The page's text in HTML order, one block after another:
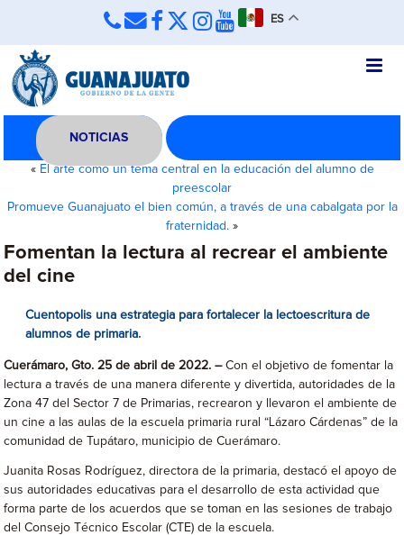
ES
NOTICIAS
« El arte como un tema central en la educación del alumno de
preescolar
Promueve Guanajuato el bien común, a través de una cabalgata por la
fraternidad. »
Fomentan la lectura al recrear el ambiente
del cine
Cuentopolis una estrategia para fortalecer la lectoescritura de
alumnos de primaria.
Cuerámaro, Gto. 25 de abril de 2022. –Con el objetivo de fomentar la
lectura a través de una manera diferente y divertida, autoridades de la
Zona 47 del Sector 7 de Primarias, recrearon y llevaron el ambiente de
un cine a las aulas de la escuela primaria rural “Lázaro Cárdenas” de la
comunidad de Tupátaro, municipio de Cuerámaro.
Juanita Rosas Rodríguez, directora de la primaria, destacó el apoyo de
sus autoridades educativas para el desarrollo de esta actividad que
forma parte de los acuerdos que se toman en las sesiones de trabajo
del Consejo Técnico Escolar (CTE) de la escuela.